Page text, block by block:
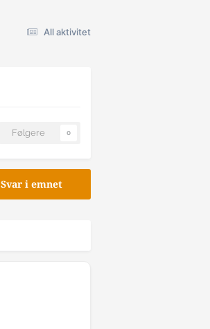
All aktivitet
Følgere 0
Svar i emnet